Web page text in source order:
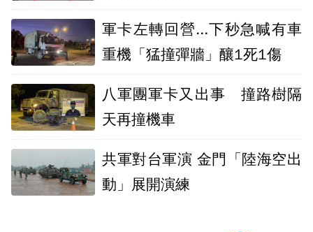
軍卡左轉回營...下秒急喊有車
重機「猛撞彈牆」釀1死1傷
八軍團軍卡又出事 撞路樹隔
天再撞機車
共軍對台軍演 金門「陸海空出
動」展開演練